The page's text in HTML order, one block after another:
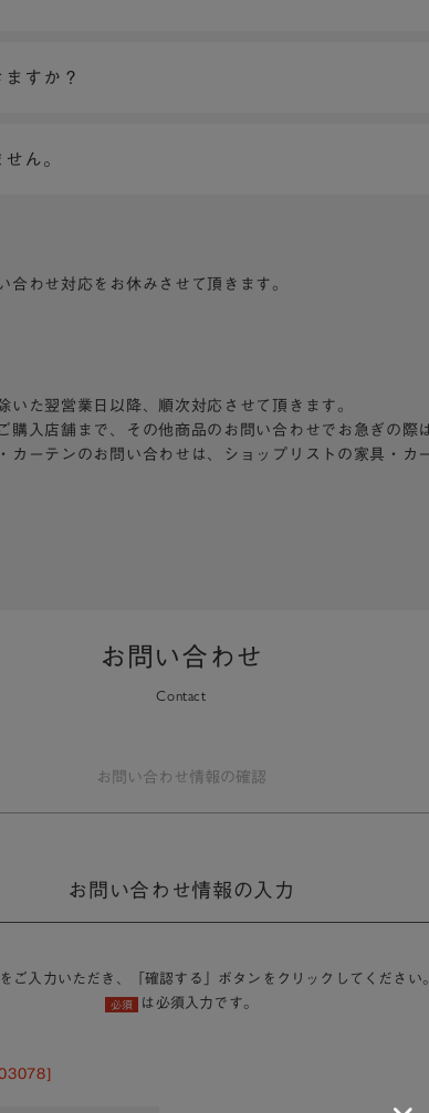
すか？
ん。
わせ対応をお休みさせて頂きます。
た翌営業日以降、順次対応させて頂きます。
購入店舗まで、その他商品のお問い合わせでお急ぎの際
ーテンのお問い合わせは、ショップリストの家具・カ
お問い合わせ
Contact
お問い合わせ 情報の確認
お問い合わせ情報の入力
ご入力いただき、「確認する」ボタンをクリックしてください
必須 は必須入力です。